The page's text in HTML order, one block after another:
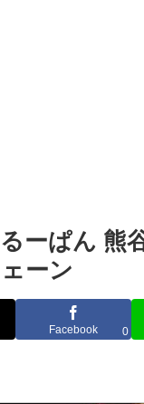
るーぱん
ーン
Facebook 0